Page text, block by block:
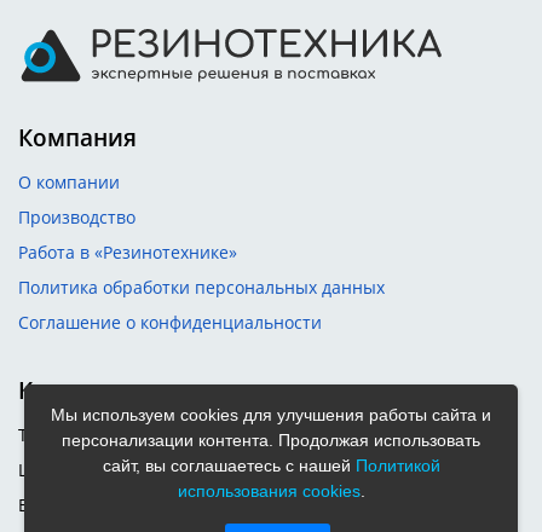
Компания
О компании
Производство
Работа в «Резинотехнике»
Политика обработки персональных данных
Соглашение о конфиденциальности
Контакты
Телефон:8 (3842) 45-20-09
Цех РВД:
+7 909 513 7045
E-mail:
kemerovo@rtimail.ru
Мы используем cookies для улучшения работы сайта и
персонализации контента. Продолжая использовать
сайт, вы соглашаетесь с нашей Политикой
использования cookies.